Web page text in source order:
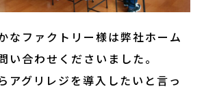
なファクトリー様は弊社ホーム
い合わせくださいました。
アグリレジを導入したいと言っ